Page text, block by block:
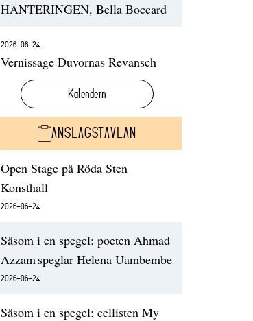
HANTERINGEN, Bella Boccard
2026-06-24
Vernissage Duvornas Revansch
Kalendern
ANSLAGSTAVLAN
Open Stage på Röda Sten
Konsthall
2026-06-24
Såsom i en spegel: poeten Ahmad
Azzam speglar Helena Uambembe
2026-06-24
Såsom i en spegel: cellisten My